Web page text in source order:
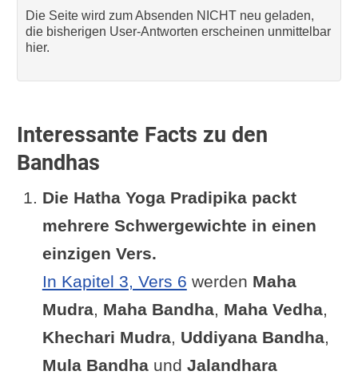
Die Seite wird zum Absenden NICHT neu geladen,
die bisherigen User-Antworten erscheinen unmittelbar
hier.
Interessante Facts zu den
Bandhas
Die Hatha Yoga Pradipika packt
mehrere Schwergewichte in einen
einzigen Vers.
In Kapitel 3, Vers 6 werden Maha
Mudra, Maha Bandha, Maha Vedha,
Khechari Mudra, Uddiyana Bandha,
Mula Bandhaund Jalandhara